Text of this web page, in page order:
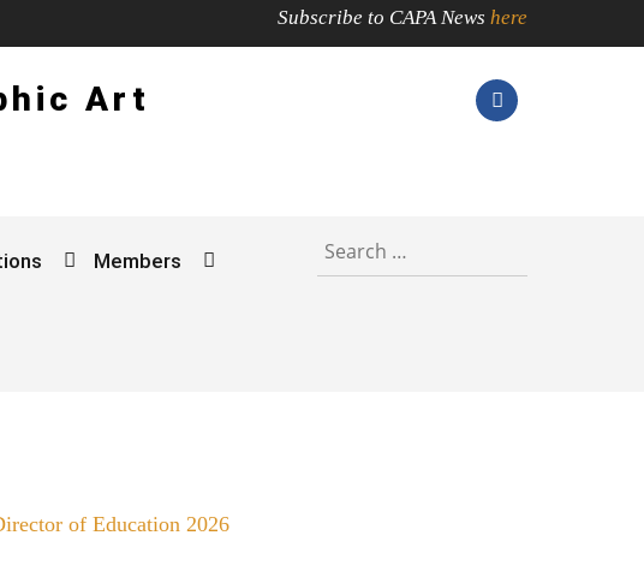
Subscribe to CAPA News here
Art
Members
of Education 2026